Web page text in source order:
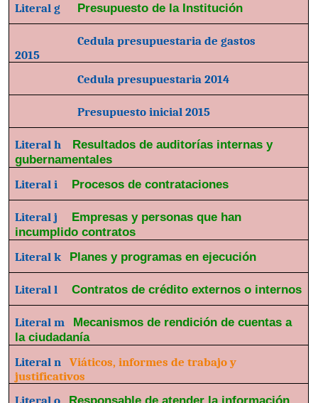
Literal g
Presupuesto de la Institución
Cedula presupuestaria de gastos
2015
Cedula presupuestaria 2014
Presupuesto inicial 2015
Literal h
Resultados de auditorías internas y
gubernamentales
Literal i
Procesos de contrataciones
Literal j
Empresas y personas que han
incumplido contratos
Literal k
Planes y programas en ejecución
Literal l Contratos de crédito externos o internos
Literal m
Mecanismos de rendición de cuentas a
la ciudadanía
Literal nViáticos, informes de trabajo y
justificativos